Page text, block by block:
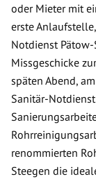
oder Mieter mit
erste
Notdienst
Missgeschicke
späten Abend,
Sanitär-
renommierten
Steegen die